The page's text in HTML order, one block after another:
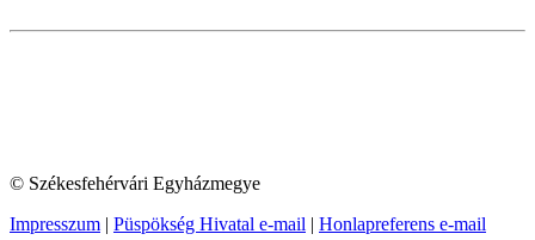
© Székesfehérvári Egyházmegye
Impresszum | Püspökség Hivatal e-mail | Honlapreferens e-mail